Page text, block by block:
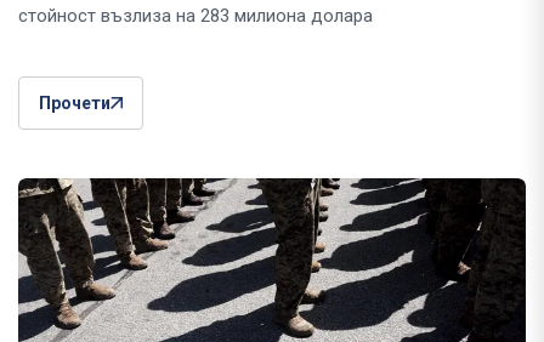
стойност възлиза на 283 милиона долара
Прочети